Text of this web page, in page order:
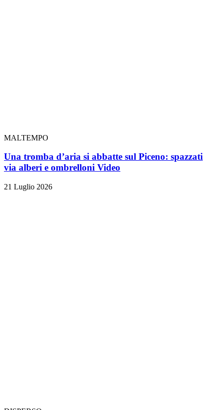
MALTEMPO
Una tromba d’aria si abbatte sul Piceno: spazzati
via alberi e ombrelloni Video
21 Luglio 2026